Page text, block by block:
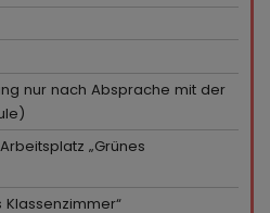
nur nach Absprache mit der
„Grünes
Klassenzimmer“